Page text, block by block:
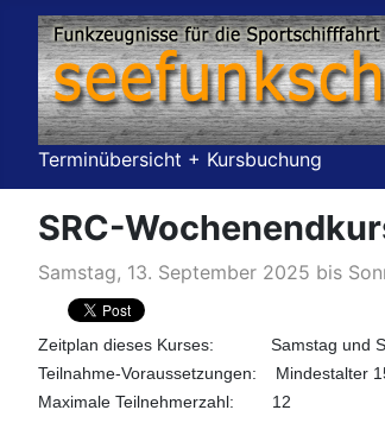
Terminübersicht + Kursbuchung
SRC-
Samstag, 13. September 2025 bis
Zeitplan dieses Kurses: Samstag und
Teilnahme-Voraussetzungen: Mindestalter
Maximale Teilnehmerzahl: 12